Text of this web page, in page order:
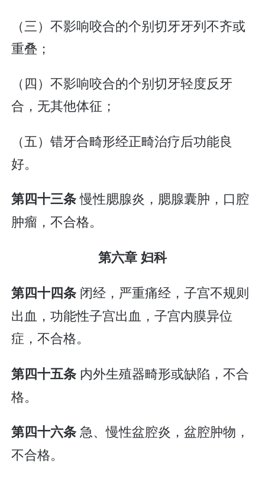
（三）不影响咬合的个别切牙牙列不齐或
重叠；
（四）不影响咬合的个别切牙轻度反牙
合，无其他体征；
（五）错牙合畸形经正畸治疗后功能良
好。
第四十三条慢性腮腺炎，腮腺囊肿，口腔
肿瘤，不合格。
第六章 妇科
第四十四条 闭经，严重痛经，子宫不规则
出血，功能性子宫出血，子宫内膜异位
症，不合格。
第四十五条 内外生殖器畸形或缺陷，不合
格。
第四十六条急、慢性盆腔炎，盆腔肿物，
不合格。